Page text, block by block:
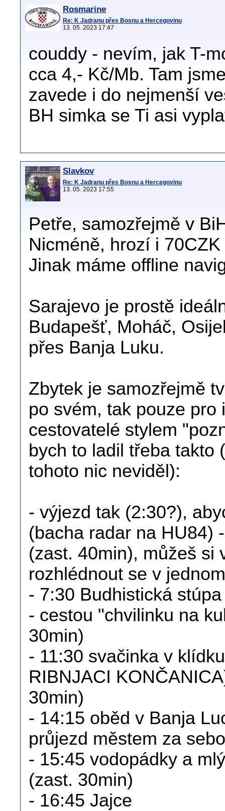
Rosmarine
Re: K Jadranu přes Bosnu a Hercegovinu
13. 05. 2023 17:47
couddy - nevím, jak T-
cca 4,- Kč/Mb. Tam
zavede i do nejmenší
BH simka se Ti asi
Slavkov
Re: K Jadranu přes Bosnu a Hercegovinu
13. 05. 2023 17:55
Petře, samozřejmě v
Nicméně, hrozí i
Jinak máme offline
Sarajevo je prostě
Budapešť, Moháč,
přes Banja Luku.
Zbytek je samozřejmě
po svém, tak pouze
cestovatelé stylem
bych to ladil třeba takto
tohoto nic neviděl):
- výjezd tak (2:30?),
(bacha radar na HU84)
(zast. 40min), můžeš si
rozhlédnout se v
- 7:30 Budhistická
- cestou "chvilinku na
30min)
- 11:30 svačinka v
RIBNJACI
30min)
- 14:15 oběd v Banja
průjezd městem za
- 15:45 vodopádky a
(zast. 30min)
- 16:45 Jajce